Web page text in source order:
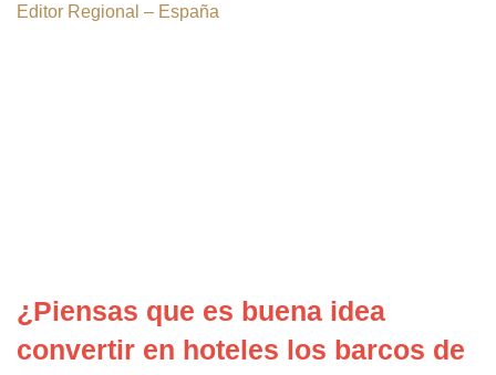
Editor Regional – España
¿Piensas que es buena idea
convertir en hoteles los barcos de